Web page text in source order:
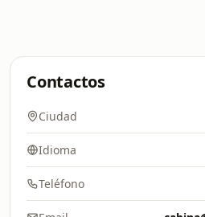
Contactos
Ciudad
Idioma
Teléfono